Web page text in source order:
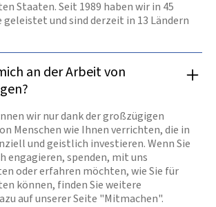
Staaten. Seit 1989 haben wir in 45
und sind derzeit in 13 Ländern
an der Arbeit von
wir nur dank der großzügigen
Menschen wie Ihnen verrichten, die in
und geistlich investieren. Wenn Sie
engagieren, spenden, mit uns
oder erfahren möchten, wie Sie für
können, finden Sie weitere
auf unserer Seite "Mitmachen".